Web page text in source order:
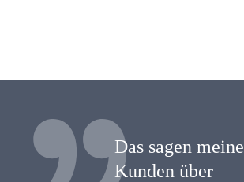
Das sagen meine
Kunden über